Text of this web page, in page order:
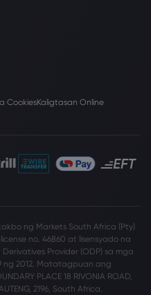
CookiesKaligtasan Online
ng Markets South Africa (Pty)
no. 46860 at lisensyado na
Provider (ODP) sa mga
ng 2012. Matatagpuan ang
PLACE 18 RIVONIA ROAD,
2196, South Africa.